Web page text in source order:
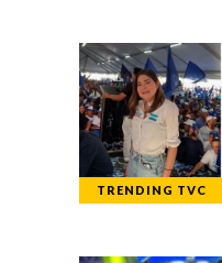
TRENDING TVC